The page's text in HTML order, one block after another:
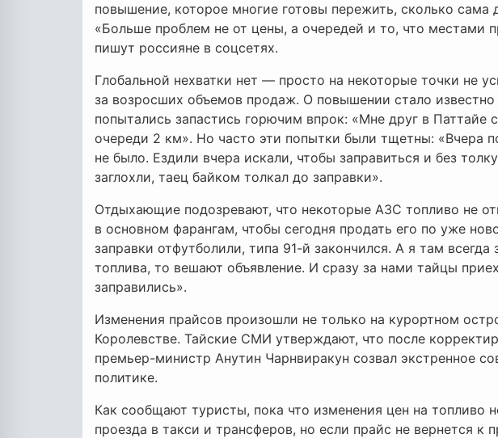
повышение, которое многие готовы пережить, сколько сама
«Больше проблем не от цены, а очередей и то, что местами
пишут россияне в соцсетях.
Глобальной нехватки нет — просто на некоторые точки не
за возросших объемов продаж. О повышении стало известно
попытались запастись горючим впрок: «Мне друг в Паттайе
очереди 2 км». Но часто эти попытки были тщетны: «Вчера
не было. Ездили вчера искали, чтобы заправиться и без
заглохли, таец байком толкал до заправки».
Отдыхающие подозревают, что некоторые АЗС топливо не
в основном фарангам, чтобы сегодня продать его по уже
заправки отфутболили, типа 91-й закончился. А я там всегда
топлива, то вешают объявление. И сразу за нами тайцы
заправились».
Изменения прайсов произошли не только на курортном
Королевстве. Тайские СМИ утверждают, что после
премьер-министр Анутин Чарнвиракун созвал экстренное
политике.
Как сообщают туристы, пока что изменения цен на топливо
проезда в такси и трансферов, но если прайс не вернется к